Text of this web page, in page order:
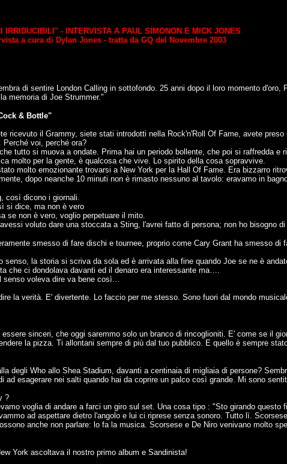
IRRIDUCIBILI" - INTERVISTA A PAUL SIMONON E MICK JONES
a cura di Dylan Jones - tratta da GQ del Novembre 2003
di sentire London Calling in sottofondo. 25 anni dopo il loro momento
memoria di Joe Strummer."
& Bottle"
ricevuto il Grammy, siete stati introdotti nella Rock'n'Roll Of Fame, avete
voi, perché ora?
tutto si muova a ondate. Prima hai un periodo bollente, che poi si raffredda e
molto per la gente, è qualcosa che vive. Lo spirito della cosa sopravvive.
molto emozionante trovarsi a New York per la Hall Of Fame. Era bizzarro
dopo neanche 10 minuti non è rimasto nessuno al tavolo: eravamo in
così dicono i giornali.
si dice, ma non è vero
se non è vero, voglio perpetuare il mito.
voluto dare una stoccata a Sting, l'avrei fatto di persona; non ho bisogno
smesso di fare dischi e tournee, proprio come Cary Grant ha smesso di
la storia si scriva da sola ed è arrivata alla fine quando Joe se ne è
che ci dondolava davanti ed il denaro era interessante ma….
senso voleva dire va bene così…
la verità. E' divertente. Lo faccio per me stesso. Sono fuori dal mondo
sinceri, che oggi saremmo solo un branco di rincoglioniti. E' come se il
la pizza. Ti allontani sempre di più dal tuo pubblico. E quello è sempre
degli Who allo Shea Stadium, davanti a centinaia di migliaia di persone?
ad esagerare nei salti quando hai da coprire un palco così grande. Mi sono
?
voglia di andare a farci un giro sul set. Una cosa tipo : "Sto girando questo
ad aspettare dietro l'angolo e lui ci riprese senza sonoro. Tutto lì.
anche non parlare: lo fa la musica. Scorsese e De Niro venivano molto
York ascoltava il nostro primo album e Sandinista!